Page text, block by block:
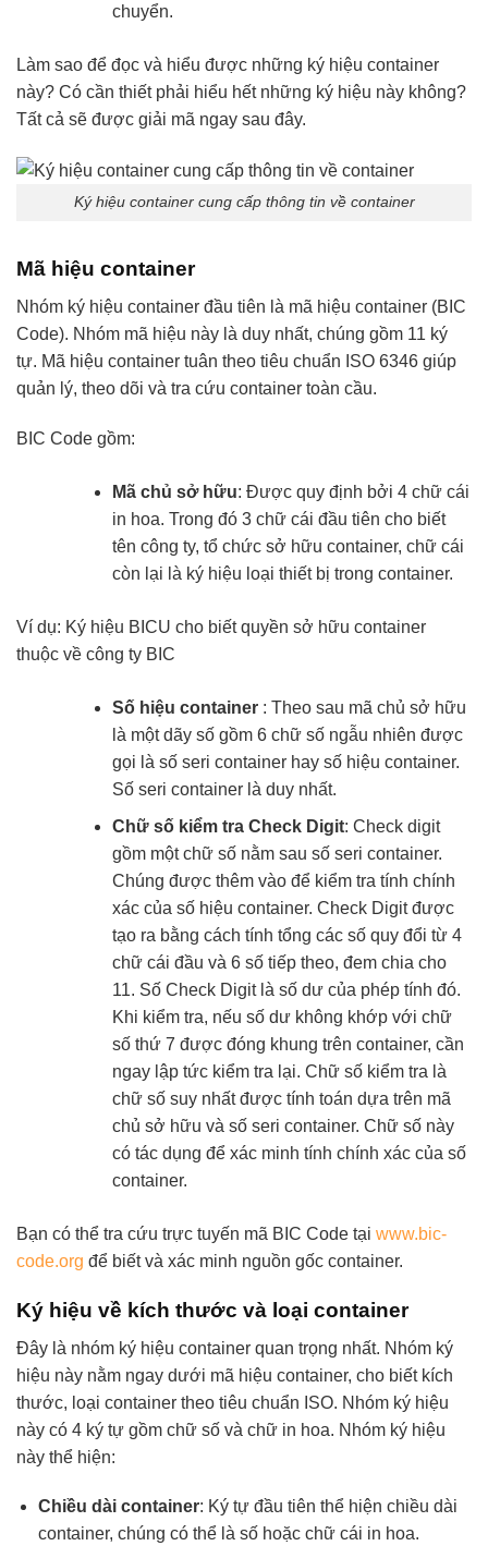
chuyển.
Làm sao để đọc và hiểu được những ký hiệu container
này? Có cần thiết phải hiểu hết những ký hiệu này không?
Tất cả sẽ được giải mã ngay sau đây.
Ký hiệu container cung cấp thông tin về container
Mã hiệu container
Nhóm ký hiệu container đầu tiên là mã hiệu container (BIC
Code). Nhóm mã hiệu này là duy nhất, chúng gồm 11 ký
tự. Mã hiệu container tuân theo tiêu chuẩn ISO 6346 giúp
quản lý, theo dõi và tra cứu container toàn cầu.
BIC Code gồm:
Mã chủ sở hữu: Được quy định bởi 4 chữ cái
in hoa. Trong đó 3 chữ cái đầu tiên cho biết
tên công ty, tổ chức sở hữu container, chữ cái
còn lại là ký hiệu loại thiết bị trong container.
Ví dụ: Ký hiệu BICU cho biết quyền sở hữu container
thuộc về công ty BIC
Số hiệu container : Theo sau mã chủ sở hữu
là một dãy số gồm 6 chữ số ngẫu nhiên được
gọi là số seri container hay số hiệu container.
Số seri container là duy nhất.
Chữ số kiểm tra Check Digit: Check digit
gồm một chữ số nằm sau số seri container.
Chúng được thêm vào để kiểm tra tính chính
xác của số hiệu container. Check Digit được
tạo ra bằng cách tính tổng các số quy đổi từ 4
chữ cái đầu và 6 số tiếp theo, đem chia cho
11. Số Check Digit là số dư của phép tính đó.
Khi kiểm tra, nếu số dư không khớp với chữ
số thứ 7 được đóng khung trên container, cần
ngay lập tức kiểm tra lại. Chữ số kiểm tra là
chữ số suy nhất được tính toán dựa trên mã
chủ sở hữu và số seri container. Chữ số này
có tác dụng để xác minh tính chính xác của số
container.
Bạn có thể tra cứu trực tuyến mã BIC Code tại www.bic-
code.org để biết và xác minh nguồn gốc container.
Ký hiệu về kích thước và loại container
Đây là nhóm ký hiệu container quan trọng nhất. Nhóm ký
hiệu này nằm ngay dưới mã hiệu container, cho biết kích
thước, loại container theo tiêu chuẩn ISO. Nhóm ký hiệu
này có 4 ký tự gồm chữ số và chữ in hoa. Nhóm ký hiệu
này thể hiện:
Chiều dài container: Ký tự đầu tiên thể hiện chiều dài
container, chúng có thể là số hoặc chữ cái in hoa.